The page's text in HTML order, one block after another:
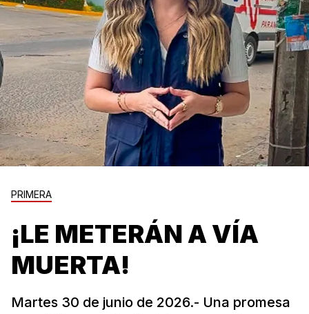
PRIMERA
¡LE METERÁN A VÍA
MUERTA!
Martes 30 de junio de 2026.- Una promesa